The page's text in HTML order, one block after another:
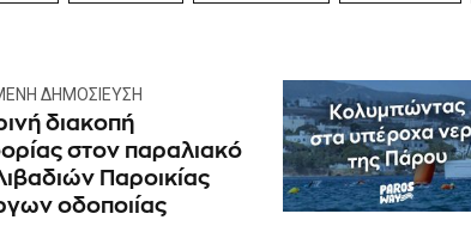
ΔΗΜΟΣΊΕΥΣΗ
διακοπή
στον παραλιακό
Παροικίας
οδοποιίας